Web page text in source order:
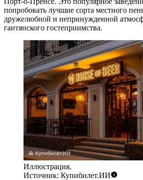
попробовать лучшие сорта местного
дружелюбной и непринужденной
гаитянского гостеприимства.
Иллюстрация.
Источник: Купибилет.ИИ